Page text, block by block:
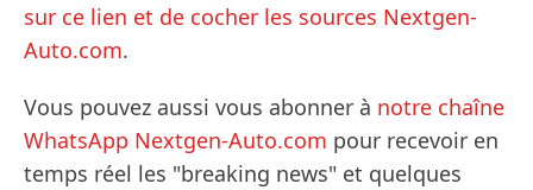
sur ce lien et de cocher les sources Nextgen-
Auto.com.
Vous pouvez aussi vous abonner à notre chaîne
WhatsApp Nextgen-Auto.com pour recevoir en
temps réel les "breaking news" et quelques